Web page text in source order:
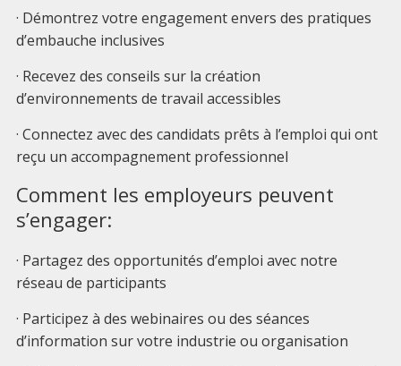
· Démontrez votre engagement envers des pratiques
d’embauche inclusives
· Recevez des conseils sur la création
d’environnements de travail accessibles
· Connectez avec des candidats prêts à l’emploi qui ont
reçu un accompagnement professionnel
Comment les employeurs peuvent
s’engager:
· Partagez des opportunités d’emploi avec notre
réseau de participants
· Participez à des webinaires ou des séances
d’information sur votre industrie ou organisation